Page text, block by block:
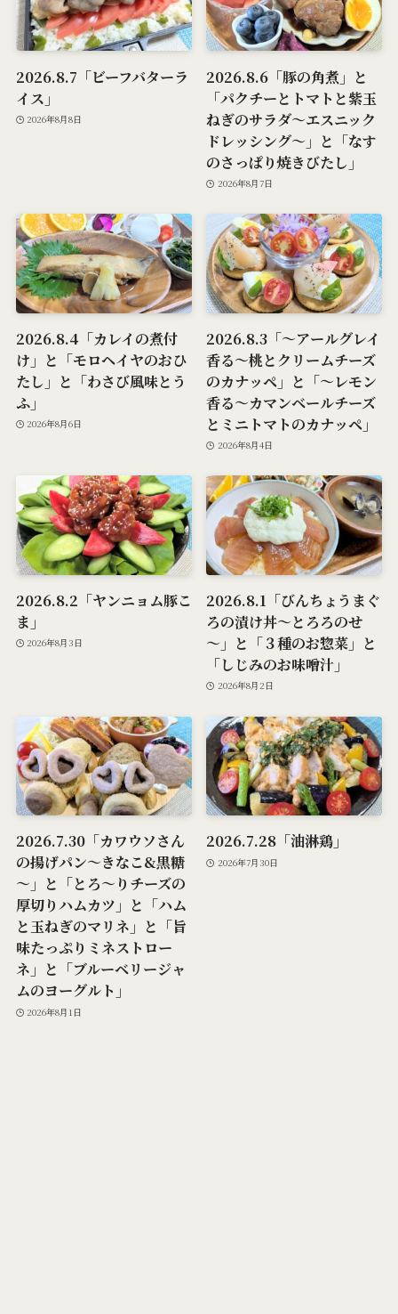
2026.8.7「ビーフバターラ
イス」
2026年8月8日
2026.8.6「豚の角煮」と
「パクチーとトマトと紫玉
ねぎのサラダ～エスニック
ドレッシング～」と「なす
のさっぱり焼きびたし」
2026年8月7日
2026.8.4「カレイの煮付
け」と「モロヘイヤのおひ
たし」と「わさび風味とう
ふ」
2026年8月6日
2026.8.3「～アールグレイ
香る～桃とクリームチーズ
のカナッペ」と「～レモン
香る～カマンベールチーズ
とミニトマトのカナッペ」
2026年8月4日
2026.8.2「ヤンニョム豚こ
ま」
2026年8月3日
2026.8.1「びんちょうまぐ
ろの漬け丼～とろろのせ
～」と「３種のお惣菜」と
「しじみのお味噌汁」
2026年8月2日
2026.7.30「カワウソさん
の揚げパン～きなこ&黒糖
～」と「とろ～りチーズの
厚切りハムカツ」と「ハム
と玉ねぎのマリネ」と「旨
味たっぷりミネストロー
ネ」と「ブルーベリージャ
ムのヨーグルト」
2026年8月1日
2026.7.28「油淋鶏」
2026年7月30日